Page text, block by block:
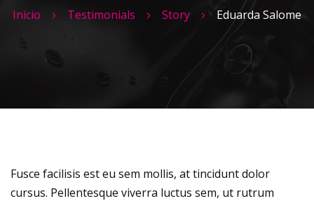
Inicio Testimonials Story Eduarda Salome
Fusce facilisis est eu sem mollis, at tincidunt dolor
cursus. Pellentesque viverra luctus sem, ut rutrum